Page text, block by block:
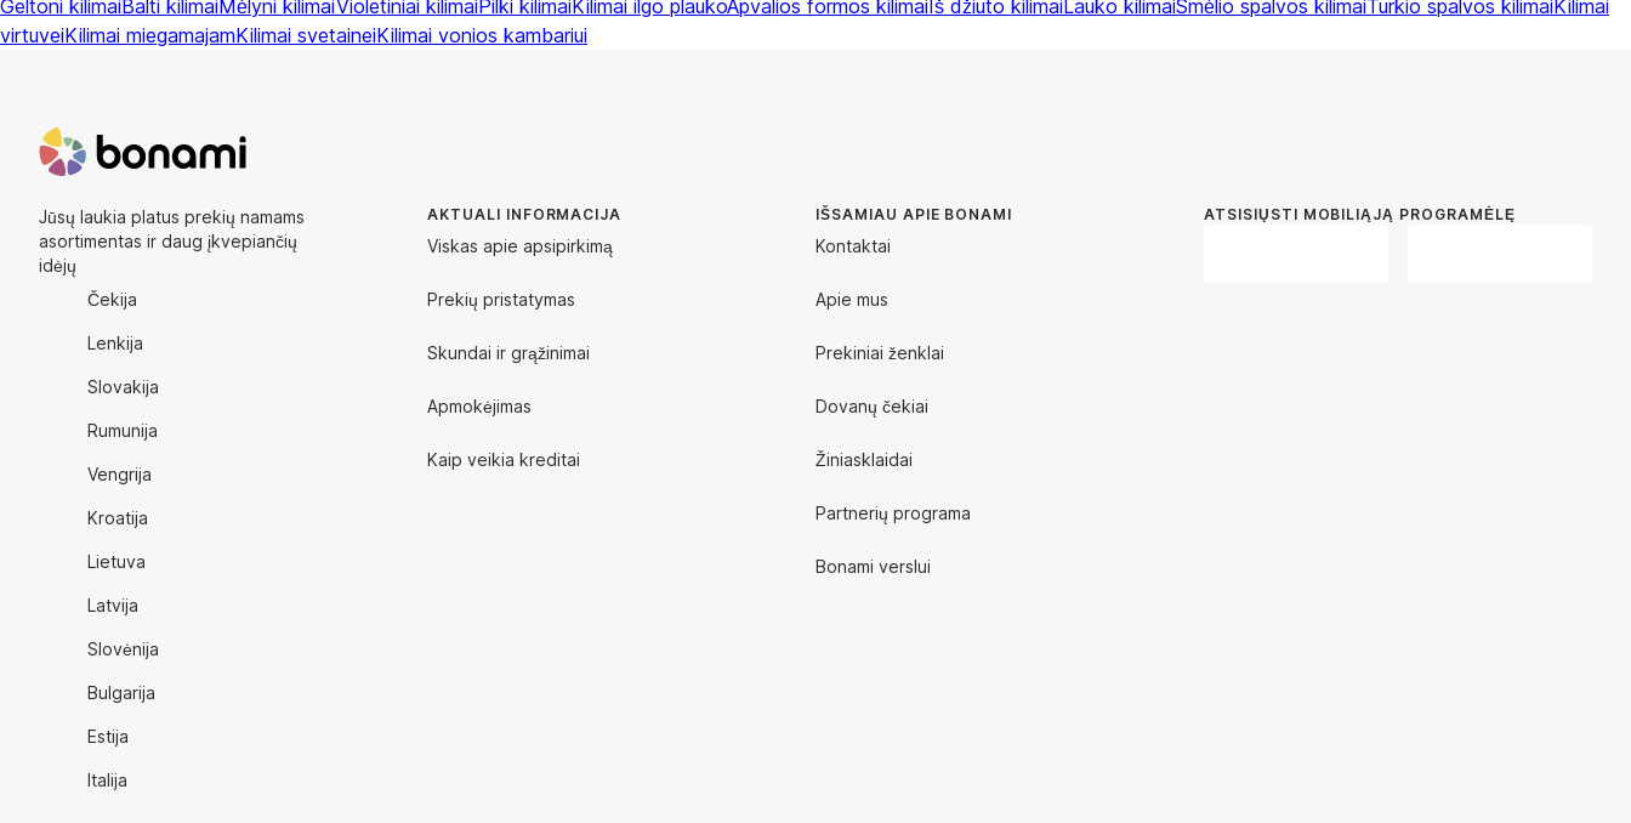
Geltoni kilimaiBalti kilimaiMėlyni kilimaiVioletiniai kilimaiPilki kilimaiKilimai ilgo plaukoApvalios formos kilimaiIš džiuto kilimaiLauko kilimaiSmėlio spalvos kilimaiTurkio spalvos kilimaiKilimai
virtuveiKilimai miegamajamKilimai svetaineiKilimai vonios kambariui
Jūsų laukia platus prekių namams
asortimentas ir daug įkvepiančių
idėjų
Čekija
Lenkija
Slovakija
Rumunija
Vengrija
Kroatija
Lietuva
Latvija
Slovėnija
Bulgarija
Estija
Italija
AKTUALI INFORMACIJA
Viskas apie apsipirkimą
Prekių pristatymas
Skundai ir grąžinimai
Apmokėjimas
Kaip veikia kreditai
IŠSAMIAU APIE BONAMI
Kontaktai
Apie mus
Prekiniai ženklai
Dovanų čekiai
Žiniasklaidai
Partnerių programa
Bonami verslui
ATSISIŲSTI MOBILIĄJĄ PROGRAMĖLĘ